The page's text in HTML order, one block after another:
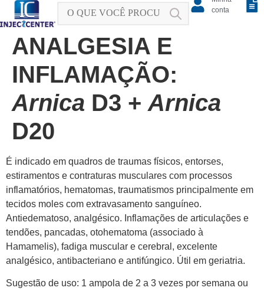
conta
ANALGESIA E
INFLAMAÇÃO:
Arnica D3 + Arnica
D20
É indicado em quadros de traumas físicos, entorses,
estiramentos e contraturas musculares com processos
inflamatórios, hematomas, traumatismos principalmente em
tecidos moles com extravasamento sanguíneo.
Antiedematoso, analgésico. Inflamações de articulações e
tendões, pancadas, otohematoma (associado à
Hamamelis), fadiga muscular e cerebral, excelente
analgésico, antibacteriano e antifúngico. Útil em geriatria.
Sugestão de uso: 1 ampola de 2 a 3 vezes por semana ou